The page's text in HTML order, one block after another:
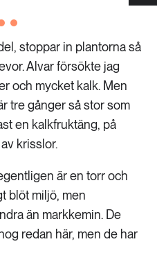
stoppar in plantorna så
Alvar försökte jag
och mycket kalk. Men
tre gånger så stor som
en kalkfruktäng, på
krisslor.
är en torr och
blöt miljö, men
än markkemin. De
redan här, men de har